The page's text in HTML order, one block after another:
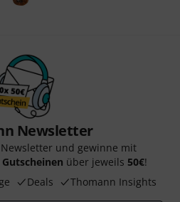
Newsletter
und gewinne mit
Gutscheinen über jeweils 50€!
Deals Thomann Insights